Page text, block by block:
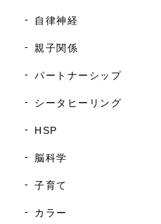
自律神経
親子関係
パートナーシップ
シータヒーリング
HSP
脳科学
子育て
カラー